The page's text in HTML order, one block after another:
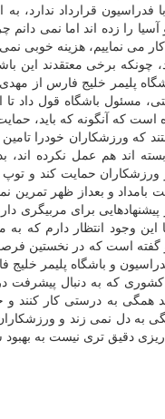
فدراسیون قرارداد
را زده اند اما نمی
می نماییم، هزینه خوبی
چونکه برخی معتقدند این
پلیمر خلیج فارس از
باشگاه قول داد تا
که ورزشکاران خودرا
اند هم عمل نکرده
حمایت کند و توپ
بامداد و بعداز ظهر تمرین
برای مربیگری
وجود انتظار دارم که به
گفته است که در نخستین
و باشگاه پلیمر خلیج
که به دنبال پیشرفت
همگی به درستی کار کنند
به دل نمی زند و
ریزی دقیق تری نیست به بهبود